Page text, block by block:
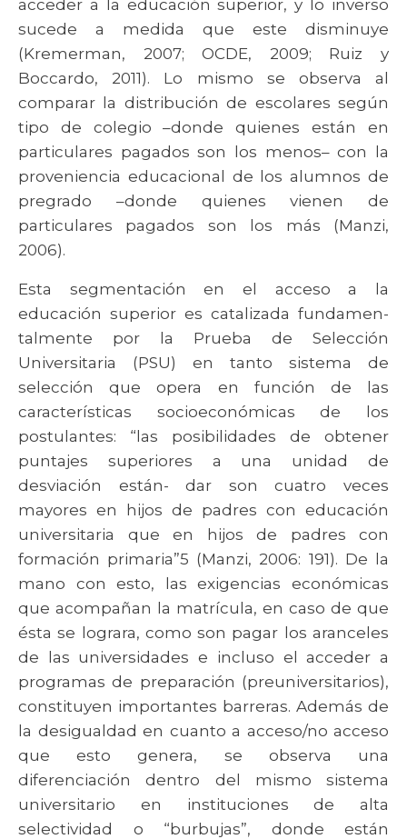
acceder a la educación superior, y lo inverso
sucede a medida que este disminuye
(Kremerman, 2007; OCDE, 2009; Ruiz y
Boccardo, 2011). Lo mismo se observa al
comparar la distribución de escolares según
tipo de colegio –donde quienes están en
particulares pagados son los menos– con la
proveniencia educacional de los alumnos de
pregrado –donde quienes vienen de
particulares pagados son los más (Manzi,
2006).
Esta segmentación en el acceso a la
educación superior es catalizada fundamen-
talmente por la Prueba de Selección
Universitaria (PSU) en tanto sistema de
selección que opera en función de las
características socioeconómicas de los
postulantes: “las posibilidades de obtener
puntajes superiores a una unidad de
desviación están- dar son cuatro veces
mayores en hijos de padres con educación
universitaria que en hijos de padres con
formación primaria”5 (Manzi, 2006: 191). De la
mano con esto, las exigencias económicas
que acompañan la matrícula, en caso de que
ésta se lograra, como son pagar los aranceles
de las universidades e incluso el acceder a
programas de preparación (preuniversitarios),
constituyen importantes barreras. Además de
la desigualdad en cuanto a acceso/no acceso
que esto genera, se observa una
diferenciación dentro del mismo sistema
universitario en instituciones de alta
selectividad o “burbujas”, donde están